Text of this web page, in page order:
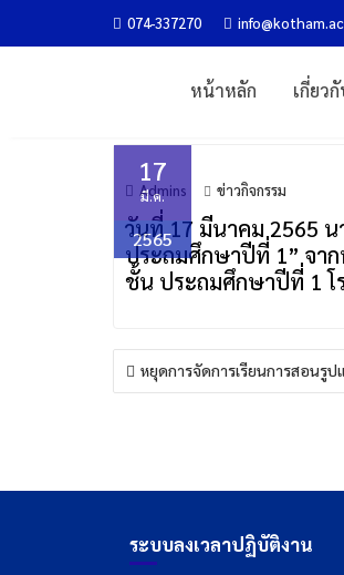
074-337270
หน้าหลัก เกี่ยว
รับมอบมอบสื่อก
ข่าวกิจกรรม รับมอบมอ
17
มี.ค.
2565
Admins ข่าวกิจกรรม
วันที่ 17 มีนาคม 2565 น
ประถมศึกษาปีที่ 1” จา
ชั้น ประถมศึกษาปีที่ 1 โร
แนะแนว
เรื่องหยุดการจัดการเรียนการสอนรู
ระบบลงเวลาปฏิบัติงาน